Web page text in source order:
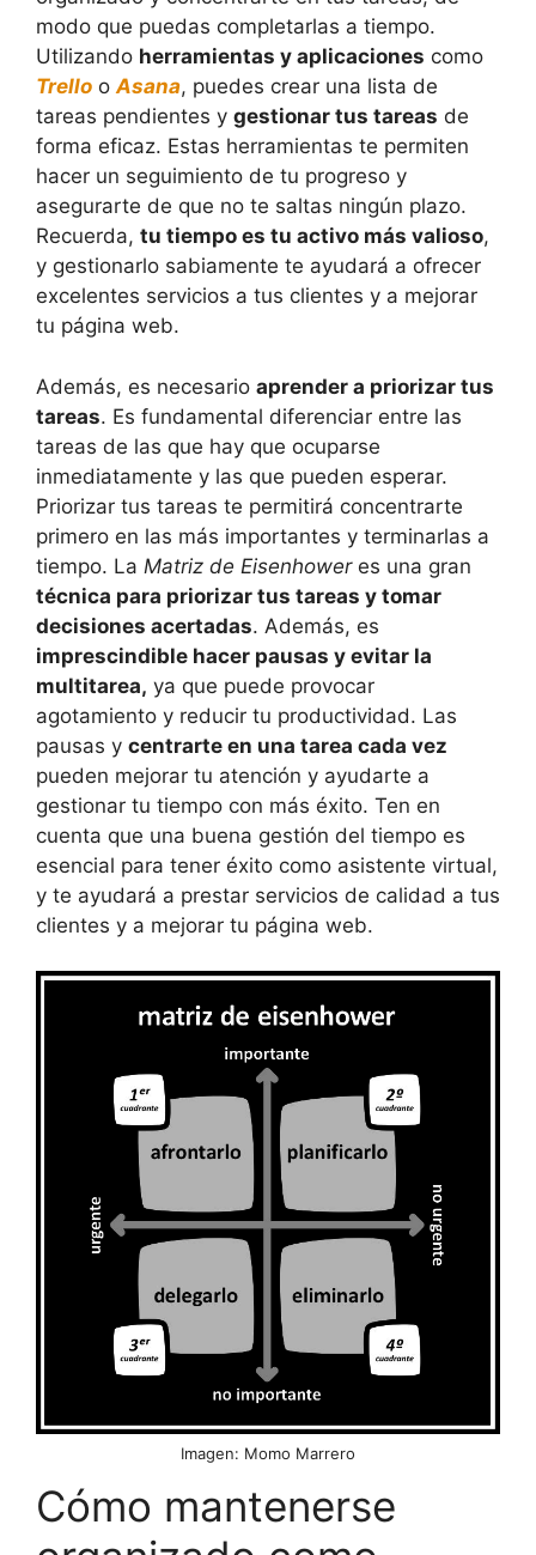
modo que puedas completarlas a tiempo.
Utilizando herramientas y aplicaciones como
Trello oAsana, puedes crear una lista de
tareas pendientes y gestionar tus tareas de
forma eficaz. Estas herramientas te permiten
hacer un seguimiento de tu progreso y
asegurarte de que no te saltas ningún plazo.
Recuerda, tu tiempo es tu activo más valioso,
y gestionarlo sabiamente te ayudará a ofrecer
excelentes servicios a tus clientes y a mejorar
tu página web.
Además, es necesario aprender a priorizar tus
tareas. Es fundamental diferenciar entre las
tareas de las que hay que ocuparse
inmediatamente y las que pueden esperar.
Priorizar tus tareas te permitirá concentrarte
primero en las más importantes y terminarlas a
tiempo. La Matriz de Eisenhoweres una gran
técnica para priorizar tus tareas y tomar
decisiones acertadas. Además, es
imprescindible hacer pausas y evitar la
multitarea, ya que puede provocar
agotamiento y reducir tu productividad. Las
pausas y centrarte en una tarea cada vez
pueden mejorar tu atención y ayudarte a
gestionar tu tiempo con más éxito. Ten en
cuenta que una buena gestión del tiempo es
esencial para tener éxito como asistente virtual,
y te ayudará a prestar servicios de calidad a tus
clientes y a mejorar tu página web.
Imagen: Momo Marrero
Cómo mantenerse